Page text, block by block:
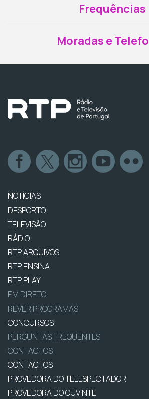
Frequências
Moradas e
NOTÍCIAS
DESPORTO
TELEVISÃO
RÁDIO
RTP ARQUIVOS
RTP ENSINA
RTP PLAY
EM DIRETO
REVER PROGRAMAS
CONCURSOS
PERGUNTAS FREQUENTES
CONTACTOS
CONTACTOS
PROVEDORA DO TELESPECTADOR
PROVEDORA DO OUVINTE